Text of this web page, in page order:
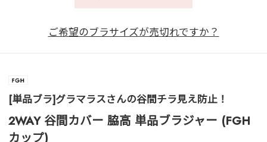
ご希望のブラサイズが売切れですか？
[単品ブラ]グラマラスさんの谷間チラ見え防止！
2WAY 谷間カバー 脇高 単品ブラジャー (FGH
カップ)